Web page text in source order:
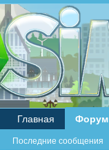
Главная Форум
Последние сообщения